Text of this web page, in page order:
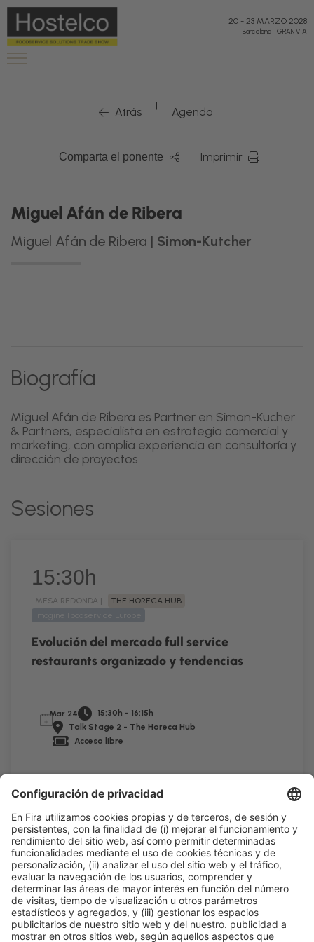
20 - 23 MARZO 2028
Barcelona-GRAN VIA
Atrás | Agenda
Comparta el ponente Imprimir
Miguel Afán de Ribera
Miguel Afán de Ribera | Simon-Kutcher
Biografía
Miguel Afán de Ribera es Partner en Simon-Kucher
& Partners, especialista en estrategia comercial y
marketing, con amplia experiencia en consultoría y
dirección de proyectos.
Sesiones
15:30h
MESA REDONDA |
THE HORECA HUB
Imagine Foodservice Europe
Evolución del mercado full service
restaurants organizado y tendencias
Mar 24
15:30h - 16:15h
Talk Stage 2 - The Horeca Hub
Acceso libre